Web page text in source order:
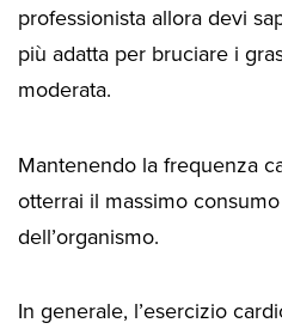
professionista allora devi
più adatta per bruciare i
moderata.
Mantenendo la frequenza
otterrai il massimo
dell’organismo.
In generale, l’esercizio